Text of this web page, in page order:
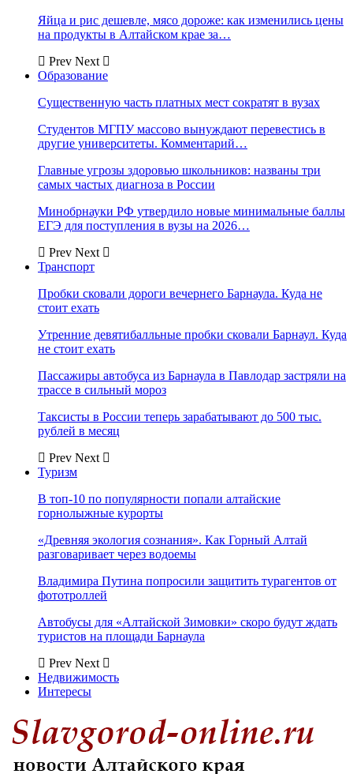
Яйца и рис дешевле, мясо дороже: как изменились цены
на продукты в Алтайском крае за…
Prev Next
Образование
Существенную часть платных мест сократят в вузах
Студентов МГПУ массово вынуждают перевестись в
другие университеты. Комментарий…
Главные угрозы здоровью школьников: названы три
самых частых диагноза в России
Минобрнауки РФ утвердило новые минимальные баллы
ЕГЭ для поступления в вузы на 2026…
Prev Next
Транспорт
Пробки сковали дороги вечернего Барнаула. Куда не
стоит ехать
Утренние девятибалльные пробки сковали Барнаул. Куда
не стоит ехать
Пассажиры автобуса из Барнаула в Павлодар застряли на
трассе в сильный мороз
Таксисты в России теперь зарабатывают до 500 тыс.
рублей в месяц
Prev Next
Туризм
В топ-10 по популярности попали алтайские
горнолыжные курорты
«Древняя экология сознания». Как Горный Алтай
разговаривает через водоемы
Владимира Путина попросили защитить турагентов от
фототроллей
Автобусы для «Алтайской Зимовки» скоро будут ждать
туристов на площади Барнаула
Prev Next
Недвижимость
Интересы